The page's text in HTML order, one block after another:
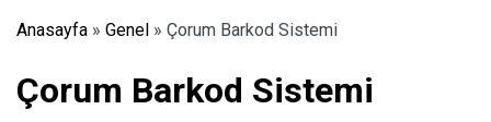
Anasayfa » Genel » Çorum Barkod Sistemi
Çorum Barkod Sistemi